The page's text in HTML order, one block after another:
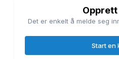
Det er enkelt å melde seg
Start en